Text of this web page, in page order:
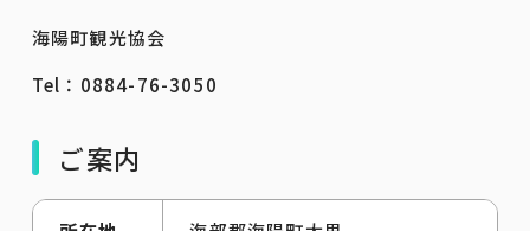
海陽町観光協会
Tel：0884-76-3050
ご案内